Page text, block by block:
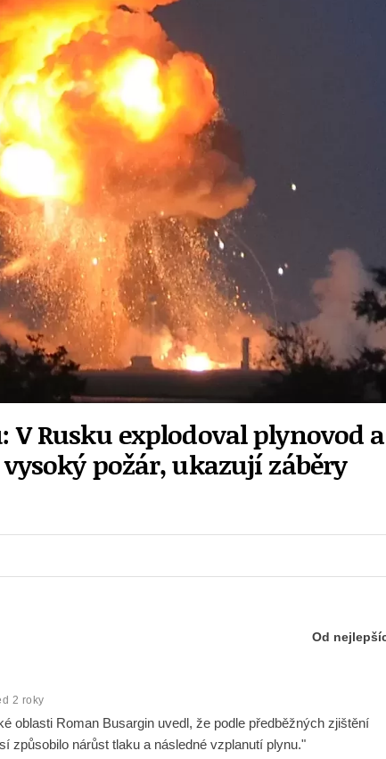
V Rusku explodoval plynovod a
požár, ukazují záběry